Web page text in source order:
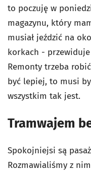
to poczuję w
magazynu, który
musiał jeździć na
korkach -
Remonty trzeba
być lepiej, to musi
wszystkim tak jest.
Tramwajem
Spokojniejsi są
Rozmawialiśmy z